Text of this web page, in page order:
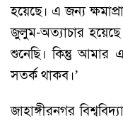
হয়েছে। এ জন্য
জুলুম-অত্যাচার
শুনেছি। কিন্তু আমার
সতর্ক থাকব।’
জাহাঙ্গীরনগর